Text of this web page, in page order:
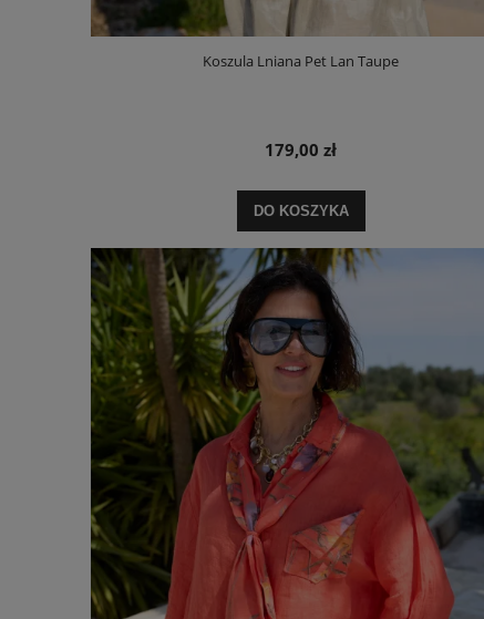
Koszula Lniana Pet Lan Taupe
179,00 zł
DO KOSZYKA